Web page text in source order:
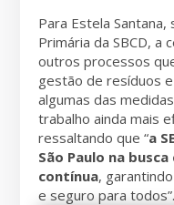
Para Estela
Primária da SBCD, a
outros processos
gestão de resíduos
algumas das
trabalho ainda mais
ressaltando que “a
São Paulo na
contínua,
e seguro para todos”.